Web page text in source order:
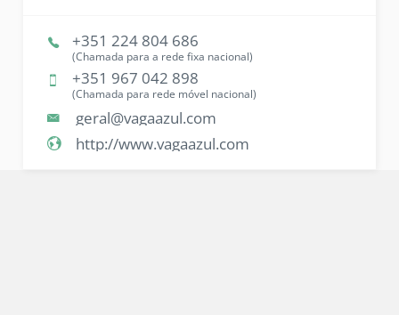
+351 224 804 686
(Chamada para a rede fixa nacional)
+351 967 042 898
(Chamada para rede móvel nacional)
geral@vagaazul.com
http://www.vagaazul.com